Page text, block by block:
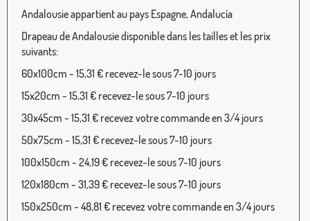
Andalousie appartient au pays Espagne, Andalucía
Drapeau de Andalousie disponible dans les tailles et les prix
suivants:
60x100cm - 15,31 € recevez-le sous 7-10 jours
15x20cm - 15,31 € recevez-le sous 7-10 jours
30x45cm - 15,31 € recevez votre commande en 3/4 jours
50x75cm - 15,31 € recevez-le sous 7-10 jours
100x150cm - 24,19 € recevez-le sous 7-10 jours
120x180cm - 31,39 € recevez-le sous 7-10 jours
150x250cm - 48,81 € recevez votre commande en 3/4 jours